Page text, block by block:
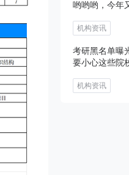
哟哟哟，今年
机构资讯
考研黑名单曝
要小心这些院
机构资讯